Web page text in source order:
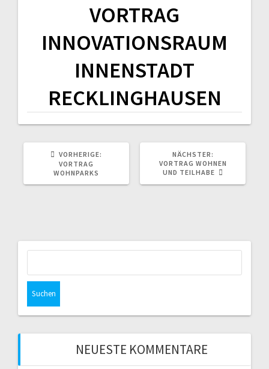
VORTRAG
INNOVATIONSRAUM
INNENSTADT
RECKLINGHAUSEN
VORHERIGE:
VORTRAG
WOHNPARKS
NÄCHSTER:
BEITRAG:
VORTRAG WOHNEN
UND TEILHABE
NEUESTE KOMMENTARE